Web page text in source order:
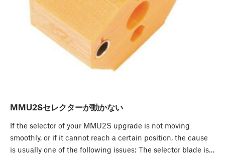
MMU2Sセレクターが動かない
If the selector of your MMU2S upgrade is not moving
smoothly, or if it cannot reach a certain position, the cause
is usually one of the following issues: The selector blade is…